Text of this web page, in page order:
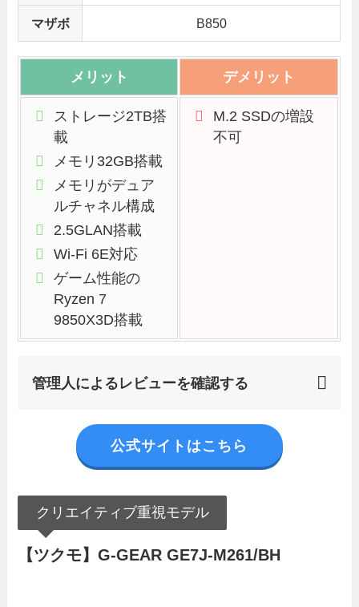
マザボ B850
メリット デメリット
ストレージ2TB搭
載
メモリ32GB搭載
メモリがデュア
ルチャネル構成
2.5GLAN搭載
Wi-Fi 6E対応
ゲーム性能の
Ryzen 7
9850X3D搭載
M.2 SSDの増設
不可
管理人によるレビューを確認する
公式サイトはこちら
クリエイティブ重視モデル
【ツクモ】G-GEAR GE7J-M261/BH